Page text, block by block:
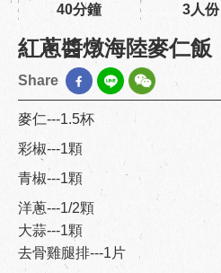
40分鐘
3人份
紅蔥醬燉海陸麥仁飯
Share
麥仁---1.5杯
彩椒---1顆
青椒---1顆
洋蔥---1/2顆
大蒜---1顆
去骨雞腿排---1片